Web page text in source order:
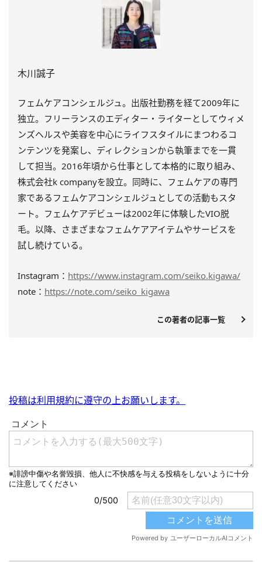
木川誠子
フェムケアコンシェルジュ。出版社勤務を経て2009年に
独立。フリーランスのエディター・ライターとしてウィメ
ンズヘルスや美容を中心にライフスタイルにまつわるコ
ンテンツを発案し、ディレクションから執筆までを一貫
して担当。2016年頃から仕事として本格的に取り組み、
株式会社k companyを設立。同時に、フェムケアの専門
家であるフェムケアコンシェルジュとしての活動もスタ
ート。フェムケアデビューは2002年に体験したVIO脱
毛。以降、さまざまなフェムケアアイテムやサービスを
試し続けている。
Instagram： https://www.instagram.com/seiko.kigawa/
note： https://note.com/seiko_kigawa
この著者の記事一覧
投稿は利用規約に遵守の上お願いします。